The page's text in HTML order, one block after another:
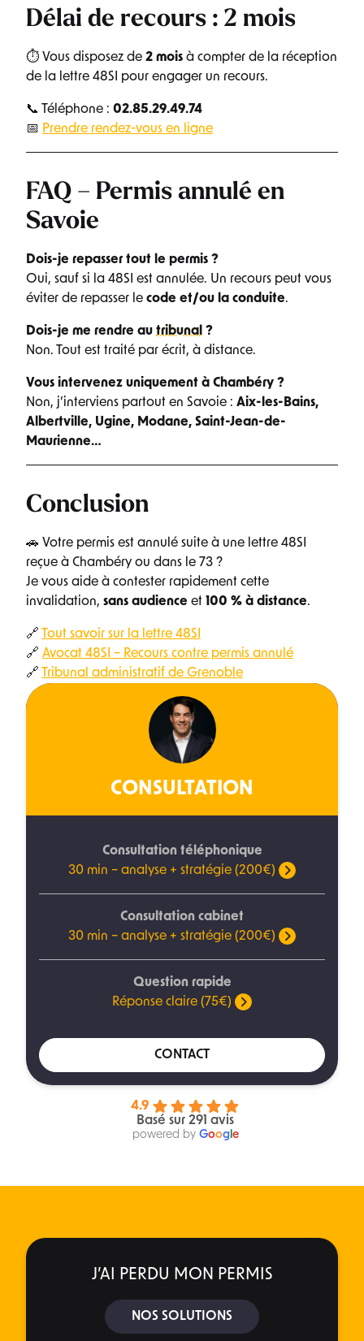
Délai de recours : 2 mois
⏱ Vous disposez de 2 mois à compter de la réception
de la lettre 48SI pour engager un recours.
📞 Téléphone : 02.85.29.49.74
📅
Prendre rendez-vous en ligne
FAQ – Permis annulé en
Savoie
Dois-je repasser tout le permis ?
Oui, sauf si la 48SI est annulée. Un recours peut vous
éviter de repasser le code et/ou la conduite.
Dois-je me rendre au tribunal ?
Non. Tout est traité par écrit, à distance.
Vous intervenez uniquement à Chambéry ?
Non, j’interviens partout en Savoie : Aix-les-Bains,
Albertville, Ugine, Modane, Saint-Jean-de-
Maurienne…
Conclusion
🚗 Votre permis est annulé suite à une lettre 48SI
reçue à Chambéry ou dans le 73 ?
Je vous aide à contester rapidement cette
invalidation, sans audience et 100 % à distance.
🔗
Tout savoir sur la lettre 48SI
🔗 Avocat 48SI – Recours contre permis annulé
🔗
Tribunal administratif de Grenoble
CONSULTATION
Consultation téléphonique
30 min – analyse + stratégie (200€)
Consultation cabinet
30 min – analyse + stratégie (200€)
Question rapide
Réponse claire (75€)
CONTACT
4.9
Basé sur 291 avis
powered by Googl e
J’AI PERDU MON PERMIS
NOS SOLUTIONS